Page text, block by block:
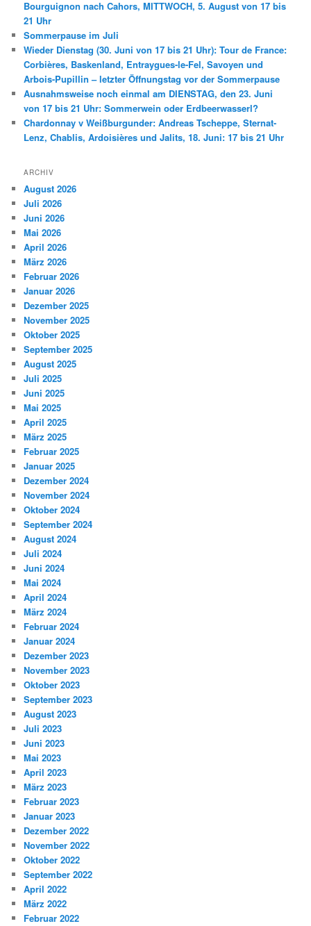
Bourguignon nach Cahors, MITTWOCH, 5. August von 17 bis
21 Uhr
Sommerpause im Juli
Wieder Dienstag (30. Juni von 17 bis 21 Uhr): Tour de France:
Corbières, Baskenland, Entraygues-le-Fel, Savoyen und
Arbois-Pupillin – letzter Öffnungstag vor der Sommerpause
Ausnahmsweise noch einmal am DIENSTAG, den 23. Juni
von 17 bis 21 Uhr: Sommerwein oder Erdbeerwasserl?
Chardonnay v Weißburgunder: Andreas Tscheppe, Sternat-
Lenz, Chablis, Ardoisières und Jalits, 18. Juni: 17 bis 21 Uhr
ARCHIV
August 2026
Juli 2026
Juni 2026
Mai 2026
April 2026
März 2026
Februar 2026
Januar 2026
Dezember 2025
November 2025
Oktober 2025
September 2025
August 2025
Juli 2025
Juni 2025
Mai 2025
April 2025
März 2025
Februar 2025
Januar 2025
Dezember 2024
November 2024
Oktober 2024
September 2024
August 2024
Juli 2024
Juni 2024
Mai 2024
April 2024
März 2024
Februar 2024
Januar 2024
Dezember 2023
November 2023
Oktober 2023
September 2023
August 2023
Juli 2023
Juni 2023
Mai 2023
April 2023
März 2023
Februar 2023
Januar 2023
Dezember 2022
November 2022
Oktober 2022
September 2022
April 2022
März 2022
Februar 2022